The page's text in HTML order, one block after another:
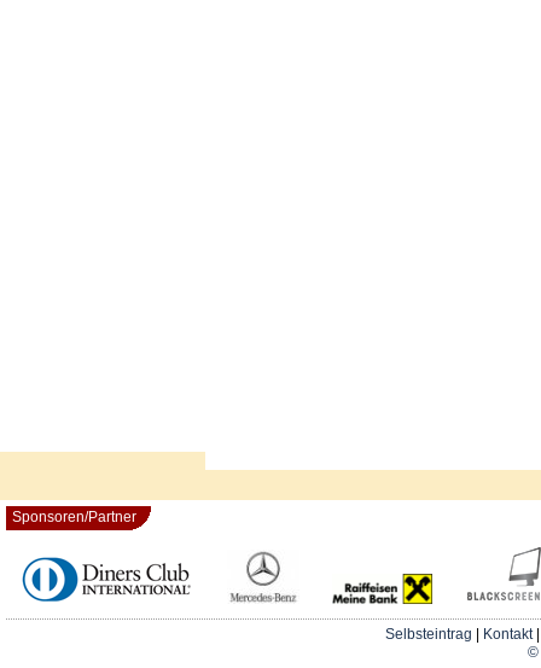
Sponsoren/Partner
Selbsteintrag Kontakt
©